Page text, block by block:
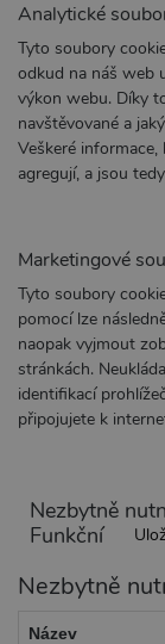
Analytické
Tyto soubory
odkud na náš web
výkon webu. Díky
navštěvované a
Veškeré
agregují, a jsou
Marketingové
Tyto soubory
pomocí lze
naopak vyjmout
stránkách.
identifikací
připojujete k
Nezbytně
Funkční
Nezbytně
Název